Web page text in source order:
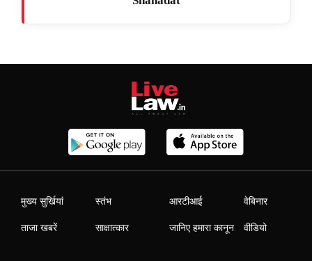
मुख्य सुर्खियां
ताजा खबरें
स्तंभ
साक्षात्कार
आरटीआई
जानिए हमारा कानून
वेबिनार
वीडियो